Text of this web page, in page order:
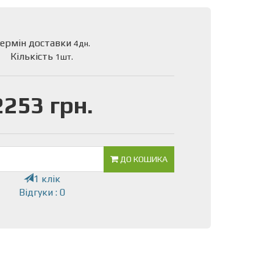
доставки 4дн.
Кількість 1шт.
грн.
ДО КОШИКА
1 клік
Відгуки : 0